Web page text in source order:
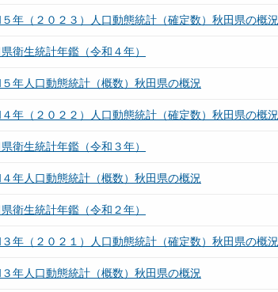
年（２０２３）人口動態統計（確定数）秋田県の概況
衛生統計年鑑（令和４年）
年人口動態統計（概数）秋田県の概況
年（２０２２）人口動態統計（確定数）秋田県の概況
衛生統計年鑑（令和３年）
年人口動態統計（概数）秋田県の概況
衛生統計年鑑（令和２年）
年（２０２１）人口動態統計（確定数）秋田県の概況
年人口動態統計（概数）秋田県の概況